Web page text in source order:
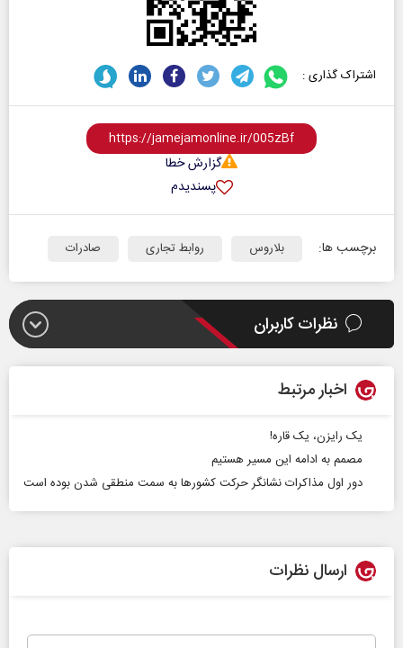
اشتراک گذاری :
گزارش خطا
پسندیدم
برچسب ها: بلاروس روابط تجاری صادرات
نظرات کاربران
اخبار مرتبط
یک رایزن، یک قاره!
مصمم به ادامه این مسیر هستیم
دور اول مذاکرات نشانگر حرکت کشورها به سمت منطقی شدن بوده است
ارسال نظرات